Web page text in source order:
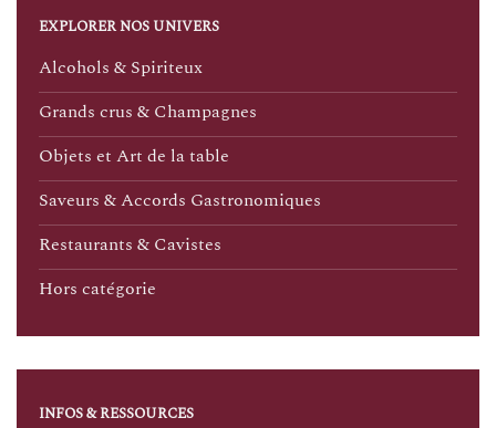
EXPLORER NOS UNIVERS
Alcohols & Spiriteux
Grands crus & Champagnes
Objets et Art de la table
Saveurs & Accords Gastronomiques
Restaurants & Cavistes
Hors catégorie
INFOS & RESSOURCES